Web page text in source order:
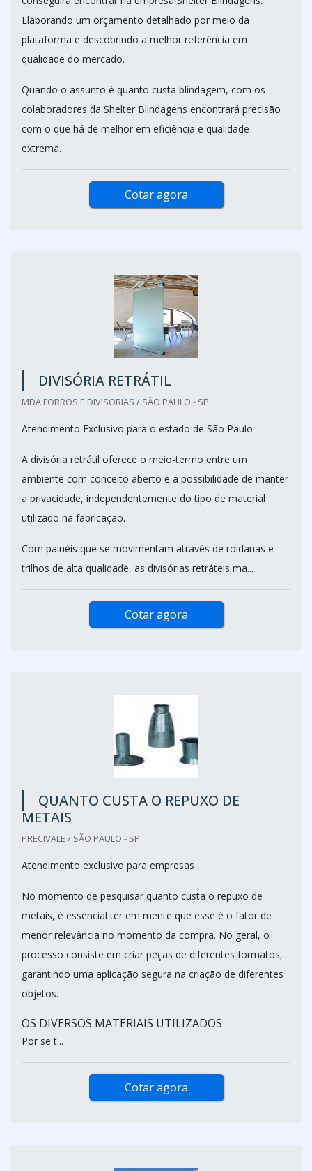
Elaborando um orçamento detalhado por meio da
plataforma e descobrindo a melhor referência em
qualidade do mercado.
Quando o assunto é quanto custa blindagem, com os
colaboradores da Shelter Blindagens encontrará precisão
com o que há de melhor em eficiência e qualidade
extrema.
Cotar agora
DIVISÓRIA RETRÁTIL
MDA FORROS E DIVISORIAS / SÃO PAULO - SP
Atendimento Exclusivo para o estado de São Paulo
A divisória retrátil oferece o meio-termo entre um
ambiente com conceito aberto e a possibilidade de manter
a privacidade, independentemente do tipo de material
utilizado na fabricação.
Com painéis que se movimentam através de roldanas e
trilhos de alta qualidade, as divisórias retráteis ma...
Cotar agora
QUANTO CUSTA O REPUXO DE
METAIS
PRECIVALE / SÃO PAULO - SP
Atendimento exclusivo para empresas
No momento de pesquisar quanto custa o repuxo de
metais, é essencial ter em mente que esse é o fator de
menor relevância no momento da compra. No geral, o
processo consiste em criar peças de diferentes formatos,
garantindo uma aplicação segura na criação de diferentes
objetos.
OS DIVERSOS MATERIAIS UTILIZADOS
Por se t...
Cotar agora